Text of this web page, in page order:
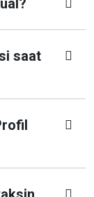
saat